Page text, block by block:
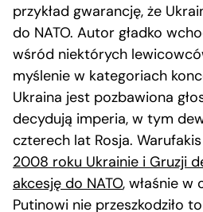
przykład gwarancję, że
do NATO. Autor gładko
wśród niektórych
myślenie w kategoriach
Ukraina jest pozbawiona
decydują imperia, w tym
czterech lat Rosja.
2008 roku Ukrainie i Gruzji
akcesję do NATO, właśnie w
Putinowi nie przeszkodziło